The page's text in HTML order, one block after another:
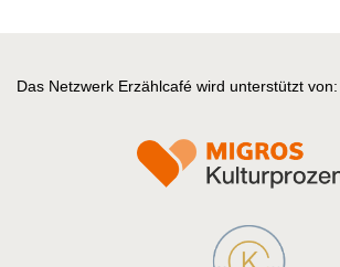
Das Netzwerk Erzählcafé wird unterstützt von: